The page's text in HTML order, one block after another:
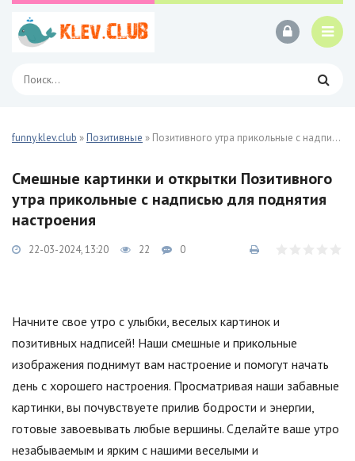
funny.klev.club »Позитивные » Позитивного утра прикольные с надписью 29 фото
Смешные картинки и открытки Позитивного
утра прикольные с надписью для поднятия
настроения
22-03-2024, 13:20 22 0
Начните свое утро с улыбки, веселых картинок и
позитивных надписей! Наши смешные и прикольные
изображения поднимут вам настроение и помогут начать
день с хорошего настроения. Просматривая наши забавные
картинки, вы почувствуете прилив бодрости и энергии,
готовые завоевывать любые вершины. Сделайте ваше утро
незабываемым и ярким с нашими веселыми и